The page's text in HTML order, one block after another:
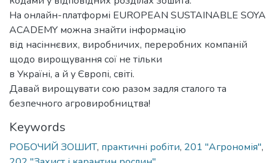
На онлайн-платформі EUROPEAN SUSTAINABLE SOYA
ACADEMY можна знайти інформацію
від насіннєвих, виробничих, переробних компаній
щодо вирощування сої не тільки
в Україні, а й у Європі, світі.
Давай вирощувати сою разом задля сталого та
безпечного агровиробництва!
Keywords
РОБОЧИЙ ЗОШИТ, практичні робіти, 201 "Агрономія",